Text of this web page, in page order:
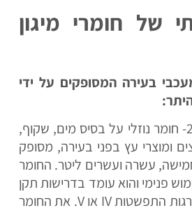
של חומרי מיגון
בעירה המסופקים על ידי
פיירברקס 2000- חומר נוזלי על בסיס מים, שקוף,
ומוצרי עץ בפני בעירה, מסופק
עשרה ועשרים ליטר. החומר
פנימי והוא עומד בדרישות תקן
ת”י 755, עם דרגות התפשטות IV או V. את החומר